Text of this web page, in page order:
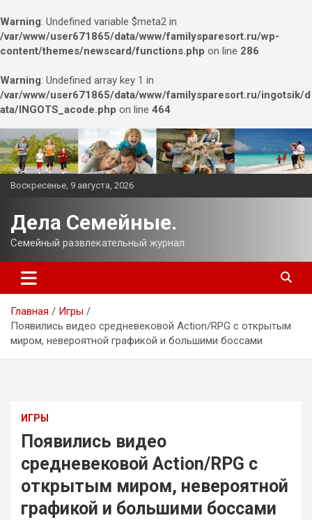
Warning: Undefined variable $meta2 in
/var/www/user671865/data/www/familysparesort.ru/wp-
content/themes/newscard/functions.php on line 286
Warning: Undefined array key 1 in
/var/www/user671865/data/www/familysparesort.ru/ingotsik/d
ata/INGOTS_acode.php on line 464
Перейти
к
содержимому
Воскресенье, 9 августа, 2026
Дела Семейные.
Семейный развлекательный журнал.
Главная
Игры
Появились видео средневековой Action/RPG с открытым
миром, невероятной графикой и большими боссами
ИГРЫ
Появились видео
средневековой Action/RPG с
открытым миром, невероятной
графикой и большими боссами